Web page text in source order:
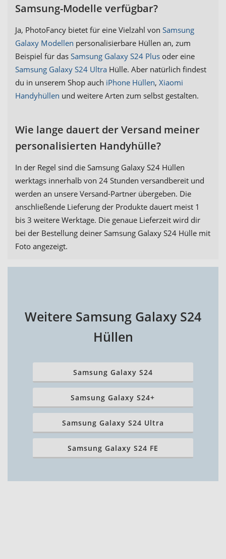
Samsung-Modelle verfügbar?
Ja, PhotoFancy bietet für eine Vielzahl von Samsung
Galaxy Modellen personalisierbare Hüllen an, zum
Beispiel für das Samsung Galaxy S24 Plus oder eine
Samsung Galaxy S24 Ultra Hülle. Aber natürlich findest
du in unserem Shop auch iPhone Hüllen, Xiaomi
Handyhüllen und weitere Arten zum selbst gestalten.
Wie lange dauert der Versand meiner
personalisierten Handyhülle?
In der Regel sind die Samsung Galaxy S24 Hüllen
werktags innerhalb von 24 Stunden versandbereit und
werden an unsere Versand-Partner übergeben. Die
anschließende Lieferung der Produkte dauert meist 1
bis 3 weitere Werktage. Die genaue Lieferzeit wird dir
bei der Bestellung deiner Samsung Galaxy S24 Hülle mit
Foto angezeigt.
Weitere Samsung Galaxy S24
Hüllen
Samsung Galaxy S24
Samsung Galaxy S24+
Samsung Galaxy S24 Ultra
Samsung Galaxy S24 FE